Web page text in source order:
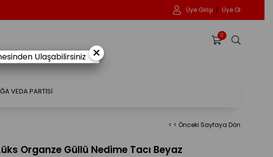
Üye Girişi Üye Ol
0
VEDA PARTİSİ
< < Önceki Sayfaya Dön
Organze Güllü Nedime Tacı Beyaz
×
Ulaşabilirsiniz